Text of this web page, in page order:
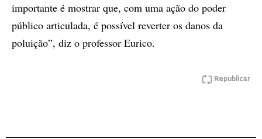
importante é mostrar que, com uma ação do poder
público articulada, é possível reverter os danos da
poluição”, diz o professor Eurico.
Republicar